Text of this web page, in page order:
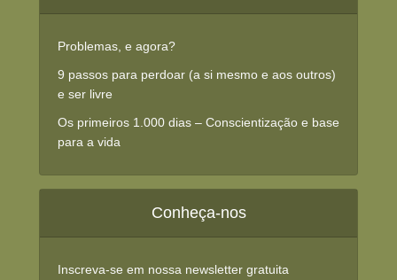
Problemas, e agora?
9 passos para perdoar (a si mesmo e aos outros)
e ser livre
Os primeiros 1.000 dias – Conscientização e base
para a vida
Conheça-nos
Inscreva-se em nossa newsletter gratuita